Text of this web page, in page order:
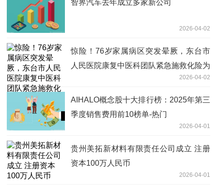
智界汽车去年成立多家新公司
2026-04-02
惊险！76岁家属病区突发晕厥，东台市
人民医院康复中医科团队紧急施救化险为
2026-04-02
AIHALO概念股十大排行榜：2025年第三
季度销售费用前10榜单-热门
2026-04-01
贵州美拓新材料有限责任公司成立 注册
资本100万人民币
2026-04-01